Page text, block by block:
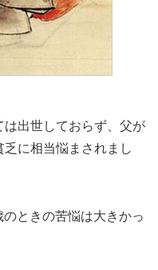
出世しておらず、父が
に相当悩まされまし
ときの苦悩は大きかっ